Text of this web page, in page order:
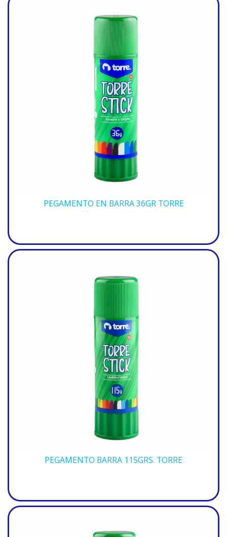
PEGAMENTO EN BARRA 36GR TORRE
PEGAMENTO BARRA 115GRS. TORRE